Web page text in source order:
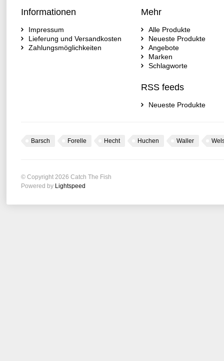
Informationen
Impressum
Lieferung und Versandkosten
Zahlungsmöglichkeiten
Mehr
Alle Produkte
Neueste Produkte
Angebote
Marken
Schlagworte
RSS feeds
Neueste Produkte
Barsch Forelle Hecht Huchen Waller
© Copyright 2026 Catch The Fish
Powered by Lightspeed